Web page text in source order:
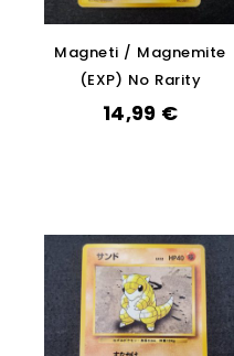
Magneti / Magnemite
(EXP) No Rarity
14,99 €